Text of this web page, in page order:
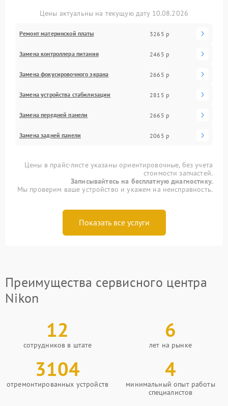
Цены актуальны на текущую дату 10.08.2026
Ремонт материнской платы 3265 р
Замена контроллера питания 2465 р
Замена фокусировочного экрана 2665 р
Замена устройства стабилизации 2815 р
Замена передней панели 2665 р
Замена задней панели 2065 р
Цены в прайс-листе указаны ориентировочные, без учета
стоимости запчастей.
Записывайтесь на бесплатную диагностику.
Мы проверим ваше устройство и укажем на неисправность.
Показать все услуги
Преимущества сервисного центра
Nikon
12
сотрудников в штате
6
лет на рынке
3104
отремонтированных устройств
4
минимальный опыт работы
специалистов